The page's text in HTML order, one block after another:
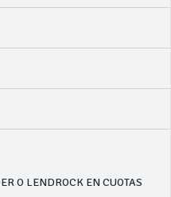
O LENDROCK EN CUOTAS